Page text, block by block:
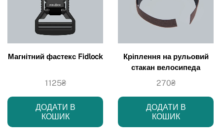
Магнітний фастекс Fidlock
1125₴
ДОДАТИ В
КОШИК
Кріплення на рульовий
стакан велосипеда
270₴
ДОДАТИ В
КОШИК